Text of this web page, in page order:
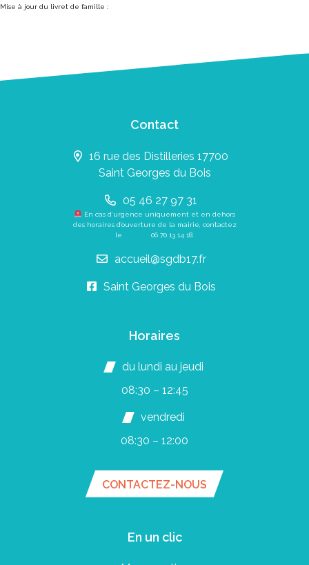
Mise à jour du livret de famille :
Contact
16 rue des Distilleries 17700
Saint Georges du Bois
05 46 27 97 31
En cas d’urgence uniquement et en dehors
des horaires d’ouverture de la mairie, contactez
le 06 70 13 14 18
accueil@sgdb17.fr
Saint Georges du Bois
Horaires
du lundi au jeudi
08:30 – 12:45
vendredi
08:30 – 12:00
CONTACTEZ-NOUS
En un clic